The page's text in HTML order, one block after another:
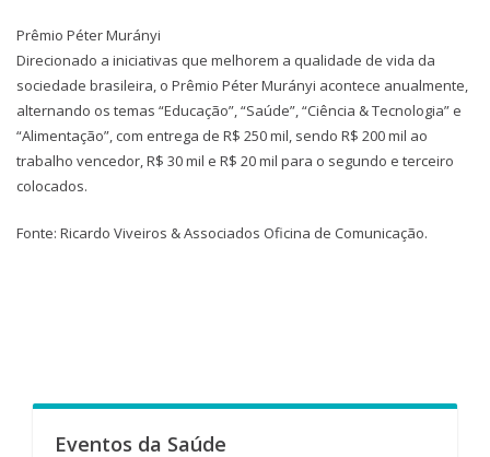
Prêmio Péter Murányi
Direcionado a iniciativas que melhorem a qualidade de vida da
sociedade brasileira, o Prêmio Péter Murányi acontece anualmente,
alternando os temas “Educação”, “Saúde”, “Ciência & Tecnologia” e
“Alimentação”, com entrega de R$ 250 mil, sendo R$ 200 mil ao
trabalho vencedor, R$ 30 mil e R$ 20 mil para o segundo e terceiro
colocados.
Fonte: Ricardo Viveiros & Associados Oficina de Comunicação.
Eventos da Saúde